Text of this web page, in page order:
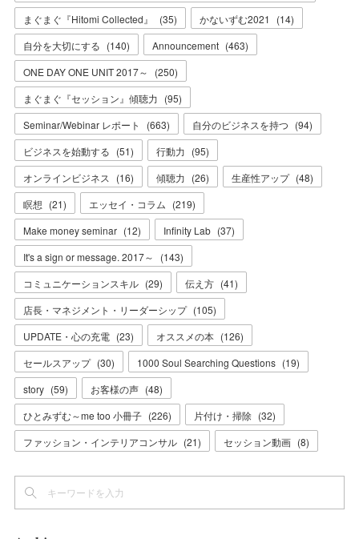
まぐまぐ『Hitomi Collected』
(35) かないずむ2021 (14)
自分を大切にする (140) Announcement (463)
ONE DAY ONE UNIT 2017～
(250)
まぐまぐ『セッション』傾聴力 (95)
Seminar/Webinar レポート
(663) 自分のビジネスを持つ (94)
ビジネスを始動する (51) 行動力 (95)
オンラインビジネス
(16) 傾聴力 (26) 生産性アップ (48)
瞑想 (21) エッセイ・コラム (219)
Make money seminar (12) Infinity Lab (37)
It's a sign or message. 2017～
(143)
コミュニケーションスキル (29) 伝え方 (41)
店長・マネジメント・リーダーシップ (105)
UPDATE・心の充電 (23) オススメの本 (126)
セールスアップ (30) 1000 Soul Searching Questions (19)
story (59) お客様の声 (48)
ひとみずむ～me too 小冊子 (226) 片付け・掃除 (32)
ファッション・インテリアコンサル (21) セッション動画 (8)